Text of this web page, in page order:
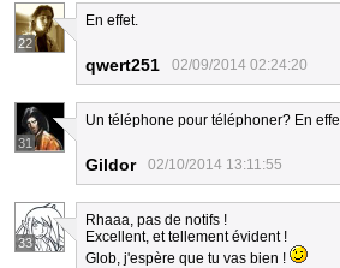
22
En effet.
qwert251 02/09/2014 02:24:20
31
Un téléphone pour téléphoner? En
Gildor 02/10/2014 13:11:55
33
Rhaaa, pas de notifs !
Excellent, et tellement évident !
Glob, j'espère que tu vas bien !